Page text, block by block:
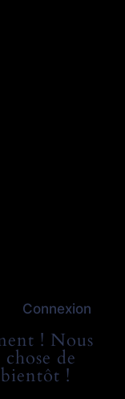
Connexion
! Nous
de
!